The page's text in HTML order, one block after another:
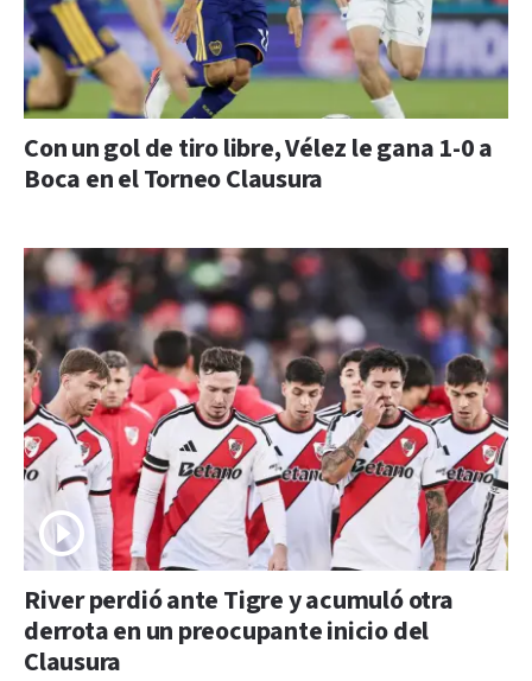
Con un gol de tiro libre, Vélez le gana 1-0 a
Boca en el Torneo Clausura
River perdió ante Tigre y acumuló otra
derrota en un preocupante inicio del
Clausura